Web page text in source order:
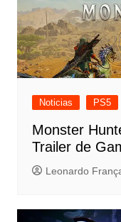
Noticias PS5
Monster
Trailer de
Leonardo